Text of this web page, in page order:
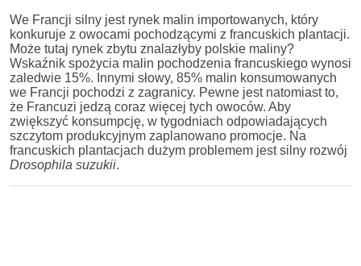
We Francji silny jest rynek malin importowanych, który
konkuruje z owocami pochodzącymi z francuskich plantacji.
Może tutaj rynek zbytu znalazłyby polskie maliny?
Wskaźnik spożycia malin pochodzenia francuskiego wynosi
zaledwie 15%. Innymi słowy, 85% malin konsumowanych
we Francji pochodzi z zagranicy. Pewne jest natomiast to,
że Francuzi jedzą coraz więcej tych owoców. Aby
zwiększyć konsumpcję, w tygodniach odpowiadających
szczytom produkcyjnym zaplanowano promocje. Na
francuskich plantacjach dużym problemem jest silny rozwój
Drosophila suzukii.